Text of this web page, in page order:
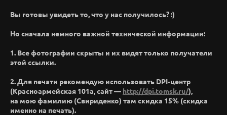
Вы готовы увидеть то, что у нас получилось? :)
Но сначала немного важной технической информации:
1. Все фотографии скрыты и их видят только получатели
этой ссылки.
2. Для печати рекомендую использовать DPI-центр
(Красноармейская 101а, сайт — http://dpi.tomsk.ru/),
на мою фамилию (Свириденко) там скидка 15% (скидка
именно на печать).